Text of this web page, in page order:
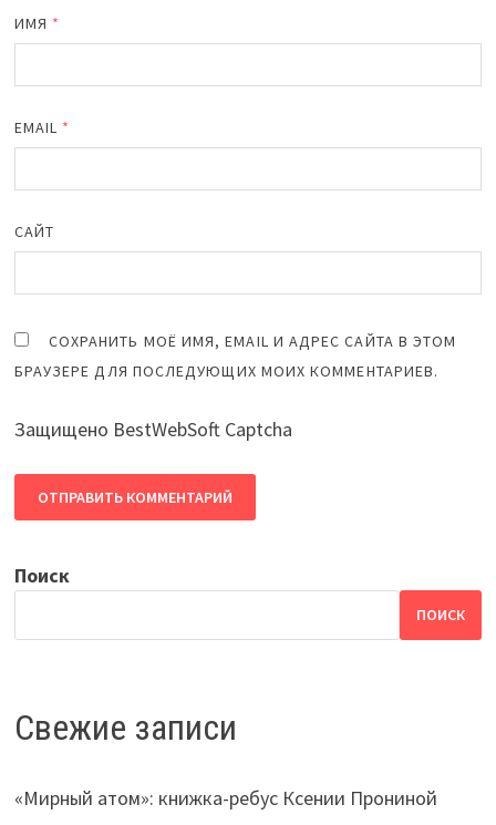
ИМЯ *
EMAIL *
САЙТ
СОХРАНИТЬ МОЁ ИМЯ, EMAIL И АДРЕС САЙТА В ЭТОМ
БРАУЗЕРЕ ДЛЯ ПОСЛЕДУЮЩИХ МОИХ КОММЕНТАРИЕВ.
Защищено BestWebSoft Captcha
Поиск
ПОИСК
Свежие записи
«Мирный атом»: книжка-ребус Ксении Прониной